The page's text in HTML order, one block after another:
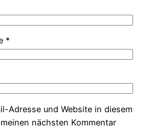
*
Adresse und Website in diesem
nächsten Kommentar